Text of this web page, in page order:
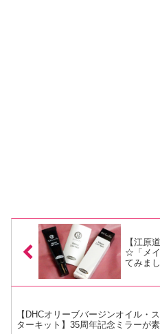
【江原
☆「メ
てみま
【DHCオリーブバージンオイル・
ターキット】35周年記念ミラーが